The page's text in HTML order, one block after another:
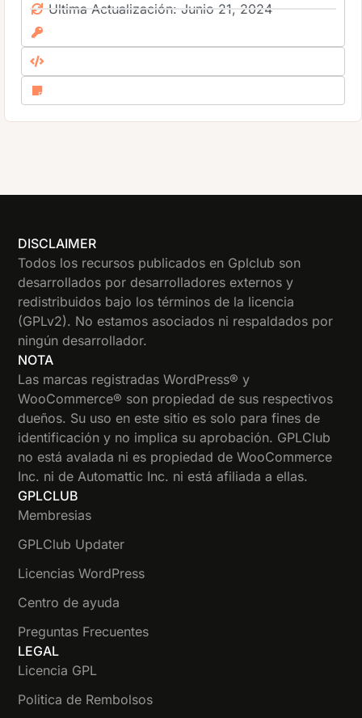
Ultima Actualización: Junio 21, 2024
DISCLAIMER
Todos los recursos publicados en Gplclub son
desarrollados por desarrolladores externos y
redistribuidos bajo los términos de la licencia
(GPLv2). No estamos asociados ni respaldados por
ningún desarrollador.
NOTA
Las marcas registradas WordPress® y
WooCommerce® son propiedad de sus respectivos
dueños. Su uso en este sitio es solo para fines de
identificación y no implica su aprobación. GPLClub
no está avalada ni es propiedad de WooCommerce
Inc. ni de Automattic Inc. ni está afiliada a ellas.
GPLCLUB
Membresias
GPLClub Updater
Licencias WordPress
Centro de ayuda
Preguntas Frecuentes
LEGAL
Licencia GPL
Politica de Rembolsos